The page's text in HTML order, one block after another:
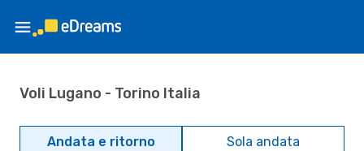
Voli Lugano - Torino Italia
Andata e ritorno Sola andata